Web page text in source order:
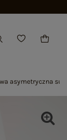
asymetryczna